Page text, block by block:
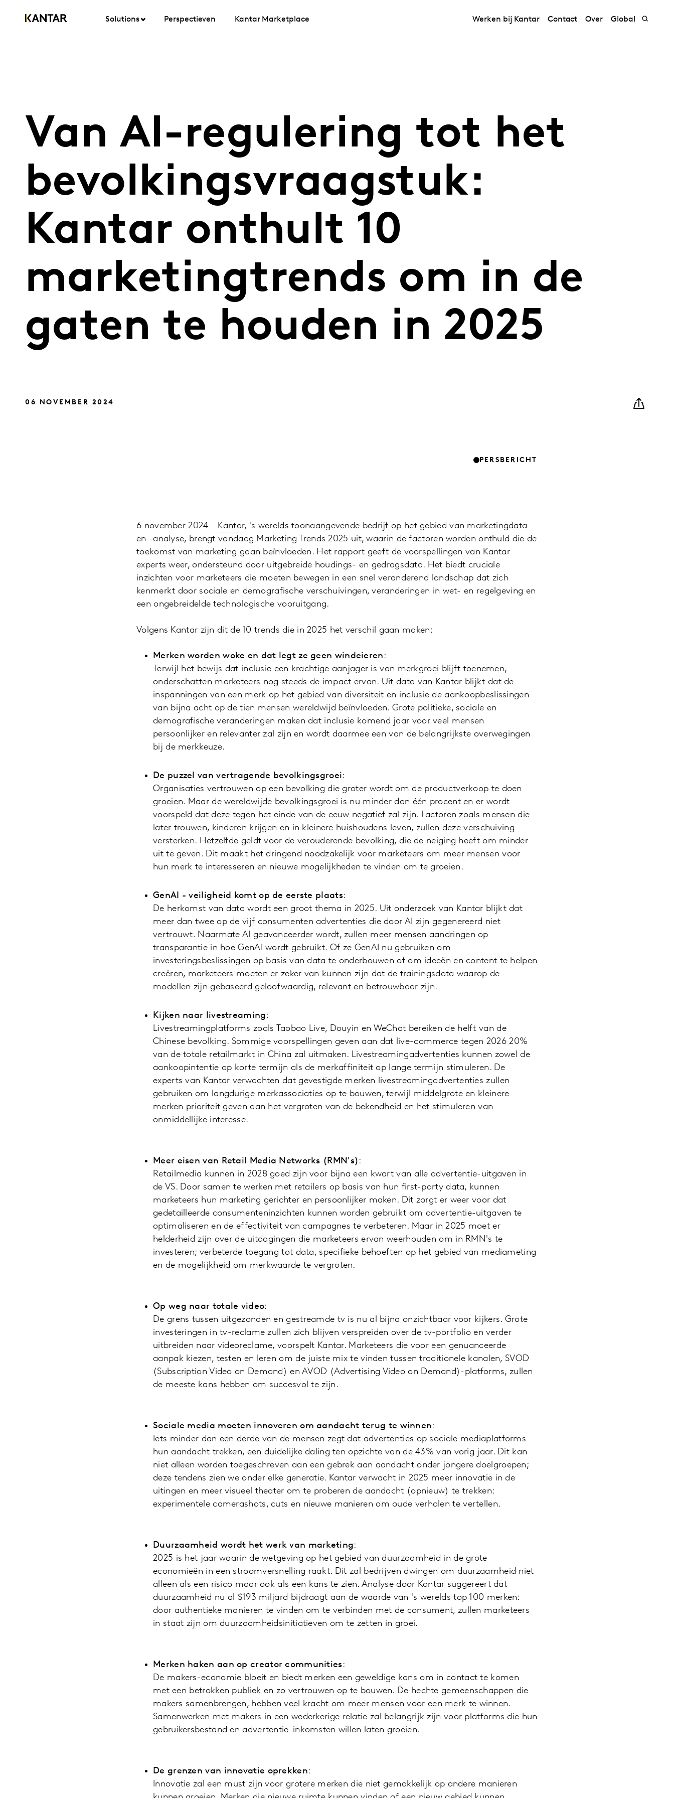
Solutions Perspectieven Kantar Marketplace Werken bij Kantar Contact Over Global
Van AI-regulering tot het
bevolkingsvraagstuk:
Kantar onthult 10
marketingtrends om in de
gaten te houden in 2025
06 NOVEMBER 2024
PERSBERICHT
6 november 2024 - Kantar, 's werelds toonaangevende bedrijf op het gebied van marketingdata
en -analyse, brengt vandaag Marketing Trends 2025 uit, waarin de factoren worden onthuld die de
toekomst van marketing gaan beïnvloeden. Het rapport geeft de voorspellingen van Kantar
experts weer, ondersteund door uitgebreide houdings- en gedragsdata. Het biedt cruciale
inzichten voor marketeers die moeten bewegen in een snel veranderend landschap dat zich
kenmerkt door sociale en demografische verschuivingen, veranderingen in wet- en regelgeving en
een ongebreidelde technologische vooruitgang.
Volgens Kantar zijn dit de 10 trends die in 2025 het verschil gaan maken:
Merken worden woke en dat legt ze geen windeieren :
Terwijl het bewijs dat inclusie een krachtige aanjager is van merkgroei blijft toenemen,
onderschatten marketeers nog steeds de impact ervan. Uit data van Kantar blijkt dat de
inspanningen van een merk op het gebied van diversiteit en inclusie de aankoopbeslissingen
van bijna acht op de tien mensen wereldwijd beïnvloeden. Grote politieke, sociale en
demografische veranderingen maken dat inclusie komend jaar voor veel mensen
persoonlijker en relevanter zal zijn en wordt daarmee een van de belangrijkste overwegingen
bij de merkkeuze.
De puzzel van vertragende bevolkingsgroei:
Organisaties vertrouwen op een bevolking die groter wordt om de productverkoop te doen
groeien. Maar de wereldwijde bevolkingsgroei is nu minder dan één procent en er wordt
voorspeld dat deze tegen het einde van de eeuw negatief zal zijn. Factoren zoals mensen die
later trouwen, kinderen krijgen en in kleinere huishoudens leven, zullen deze verschuiving
versterken. Hetzelfde geldt voor de verouderende bevolking, die de neiging heeft om minder
uit te geven. Dit maakt het dringend noodzakelijk voor marketeers om meer mensen voor
hun merk te interesseren en nieuwe mogelijkheden te vinden om te groeien.
GenAI - veiligheid komt op de eerste plaats:
De herkomst van data wordt een groot thema in 2025. Uit onderzoek van Kantar blijkt dat
meer dan twee op de vijf consumenten advertenties die door AI zijn gegenereerd niet
vertrouwt. Naarmate AI geavanceerder wordt, zullen meer mensen aandringen op
transparantie in hoe GenAI wordt gebruikt. Of ze GenAI nu gebruiken om
investeringsbeslissingen op basis van data te onderbouwen of om ideeën en content te helpen
creëren, marketeers moeten er zeker van kunnen zijn dat de trainingsdata waarop de
modellen zijn gebaseerd geloofwaardig, relevant en betrouwbaar zijn.
Kijken naar livestreaming :
Livestreamingplatforms zoals Taobao Live, Douyin en WeChat bereiken de helft van de
Chinese bevolking. Sommige voorspellingen geven aan dat live-commerce tegen 2026 20%
van de totale retailmarkt in China zal uitmaken. Livestreamingadvertenties kunnen zowel de
aankoopintentie op korte termijn als de merkaffiniteit op lange termijn stimuleren. De
experts van Kantar verwachten dat gevestigde merken livestreamingadvertenties zullen
gebruiken om langdurige merkassociaties op te bouwen, terwijl middelgrote en kleinere
merken prioriteit geven aan het vergroten van de bekendheid en het stimuleren van
onmiddellijke interesse.
Meer eisen van Retail Media Networks (RMN's) :
Retailmedia kunnen in 2028 goed zijn voor bijna een kwart van alle advertentie-uitgaven in
de VS. Door samen te werken met retailers op basis van hun first-party data, kunnen
marketeers hun marketing gerichter en persoonlijker maken. Dit zorgt er weer voor dat
gedetailleerde consumenteninzichten kunnen worden gebruikt om advertentie-uitgaven te
optimaliseren en de effectiviteit van campagnes te verbeteren. Maar in 2025 moet er
helderheid zijn over de uitdagingen die marketeers ervan weerhouden om in RMN's te
investeren; verbeterde toegang tot data, specifieke behoeften op het gebied van mediameting
en de mogelijkheid om merkwaarde te vergroten.
Op weg naar totale video:
De grens tussen uitgezonden en gestreamde tv is nu al bijna onzichtbaar voor kijkers. Grote
investeringen in tv-reclame zullen zich blijven verspreiden over de tv-portfolio en verder
uitbreiden naar videoreclame, voorspelt Kantar. Marketeers die voor een genuanceerde
aanpak kiezen, testen en leren om de juiste mix te vinden tussen traditionele kanalen, SVOD
(Subscription Video on Demand) en AVOD (Advertising Video on Demand)-platforms, zullen
de meeste kans hebben om succesvol te zijn.
Sociale media moeten innoveren om aandacht terug te winnen:
Iets minder dan een derde van de mensen zegt dat advertenties op sociale mediaplatforms
hun aandacht trekken, een duidelijke daling ten opzichte van de 43% van vorig jaar. Dit kan
niet alleen worden toegeschreven aan een gebrek aan aandacht onder jongere doelgroepen;
deze tendens zien we onder elke generatie. Kantar verwacht in 2025 meer innovatie in de
uitingen en meer visueel theater om te proberen de aandacht (opnieuw) te trekken:
experimentele camerashots, cuts en nieuwe manieren om oude verhalen te vertellen.
Duurzaamheid wordt het werk van marketing:
2025 is het jaar waarin de wetgeving op het gebied van duurzaamheid in de grote
economieën in een stroomversnelling raakt. Dit zal bedrijven dwingen om duurzaamheid niet
alleen als een risico maar ook als een kans te zien. Analyse door Kantar suggereert dat
duurzaamheid nu al $193 miljard bijdraagt aan de waarde van 's werelds top 100 merken:
door authentieke manieren te vinden om te verbinden met de consument, zullen marketeers
in staat zijn om duurzaamheidsinitiatieven om te zetten in groei.
Merken haken aan op creator communities:
De makers-economie bloeit en biedt merken een geweldige kans om in contact te komen
met een betrokken publiek en zo vertrouwen op te bouwen. De hechte gemeenschappen die
makers samenbrengen, hebben veel kracht om meer mensen voor een merk te winnen.
Samenwerken met makers in een wederkerige relatie zal belangrijk zijn voor platforms die hun
gebruikersbestand en advertentie-inkomsten willen laten groeien.
De grenzen van innovatie oprekken:
Innovatie zal een must zijn voor grotere merken die niet gemakkelijk op andere manieren